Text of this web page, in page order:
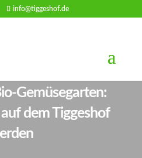
info@tiggeshof.de
Gemüsegarten:
dem Tiggeshof